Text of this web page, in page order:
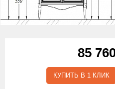
85
КУПИТЬ В 1 КЛИК